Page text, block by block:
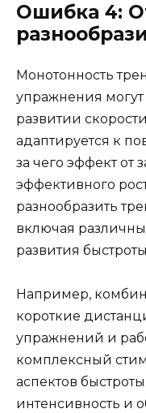
Ошибка 4:
Монотонность
упражнения могут
развитии
адаптируется к
за чего эффект от
эффективного
разнообразить
включая
развития
Например,
короткие
упражнений и
комплексный
аспектов
интенсивность и